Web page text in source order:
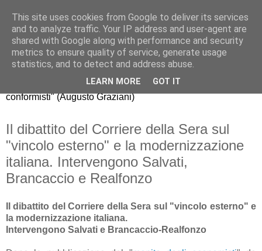
Riccardo Realfonzo
"dissento da quello che gli economisti americani chiamano
mainstream, il comune modo di pensare della maggioranza.
La nuova generazione di economisti, purtroppo, è fatta di
conformisti" (Augusto Graziani)
Il dibattito del Corriere della Sera sul
"vincolo esterno" e la modernizzazione
italiana. Intervengono Salvati,
Brancaccio e Realfonzo
Il dibattito del Corriere della Sera sul "vincolo esterno" e
la modernizzazione italiana.
Intervengono Salvati e Brancaccio-Realfonzo
This site uses cookies from Google to deliver its services
and to analyze traffic. Your IP address and user-agent are
shared with Google along with performance and security
metrics to ensure quality of service, generate usage
statistics, and to detect and address abuse.
LEARN MORE GOT IT